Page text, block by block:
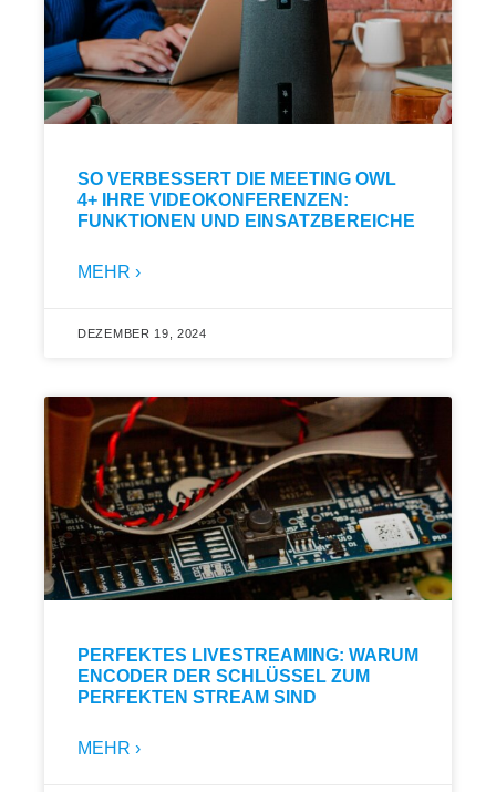
SO VERBESSERT DIE MEETING OWL
4+ IHRE VIDEOKONFERENZEN:
FUNKTIONEN UND EINSATZBEREICHE
MEHR ›
DEZEMBER 19, 2024
PERFEKTES LIVESTREAMING: WARUM
ENCODER DER SCHLÜSSEL ZUM
PERFEKTEN STREAM SIND
MEHR ›